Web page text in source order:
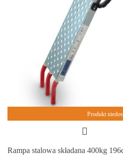
Produkt
Rampa stalowa składana 400kg